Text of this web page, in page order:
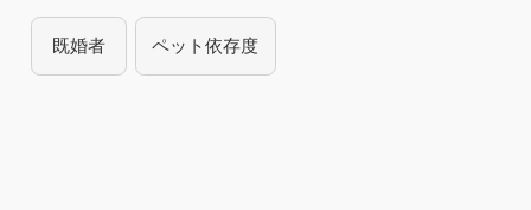
既婚者 ペット依存度